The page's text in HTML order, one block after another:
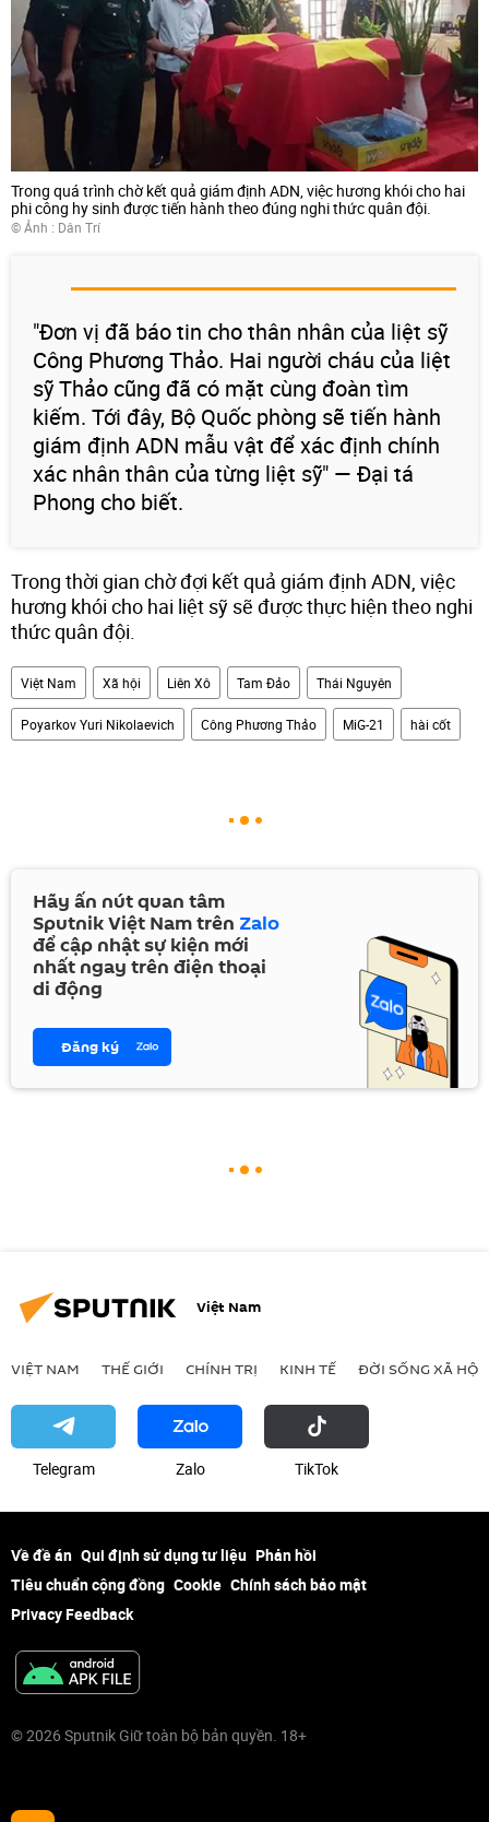
Trong quá trình chờ kết quả giám định ADN, việc hương khói cho hai
phi công hy sinh được tiến hành theo đúng nghi thức quân đội.
© Ảnh : Dân Trí
"Đơn vị đã báo tin cho thân nhân của liệt sỹ
Công Phương Thảo. Hai người cháu của liệt
sỹ Thảo cũng đã có mặt cùng đoàn tìm
kiếm. Tới đây, Bộ Quốc phòng sẽ tiến hành
giám định ADN mẫu vật để xác định chính
xác nhân thân của từng liệt sỹ" — Đại tá
Phong cho biết.
Trong thời gian chờ đợi kết quả giám định ADN, việc
hương khói cho hai liệt sỹ sẽ được thực hiện theo nghi
thức quân đội.
Việt Nam Xã hội Liên Xô Tam Đảo Thái Nguyên
Poyarkov Yuri Nikolaevich Công Phương Thảo MiG-21 hài cốt
Hãy ấn nút quan tâm
Sputnik Việt Nam trên Zalo
để cập nhật sự kiện mới
nhất ngay trên điện thoại
di động
Đăng ký
Việt Nam
VIỆT NAM THẾ GIỚI CHÍNH TRỊ KINH TẾ ĐỜI SỐNG XÃ HỘI
Telegram Zalo ТikТоk
Về đề án Qui định sử dụng tư liệu Phản hồi
Tiêu chuẩn cộng đồng Cookie Chính sách bảo mật
Privacy Feedback
© 2026 Sputnik Giữ toàn bộ bản quyền. 18+